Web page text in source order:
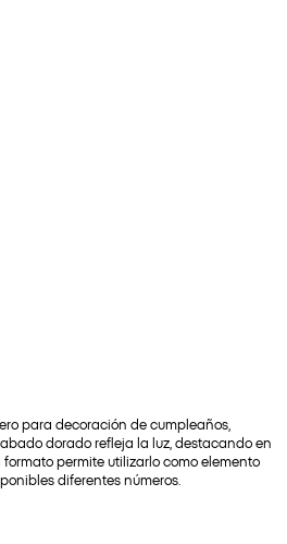
para decoración de cumpleaños,
dorado refleja la luz, destacando en
permite utilizarlo como elemento
diferentes números.